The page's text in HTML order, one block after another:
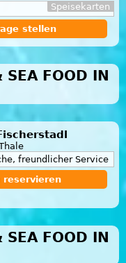
Speisekarten
stellen
SEA FOOD IN
freundlicher Service
reservieren
SEA FOOD IN